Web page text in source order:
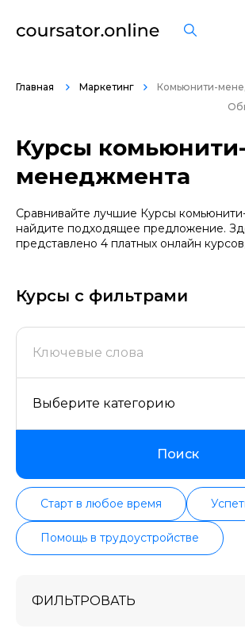
Главная Маркетинг
Комьюнити-
Курсы комьюнити-
менеджмента
Сравнивайте лучшие Курсы
найдите подходящее предложение.
представлено 4 платных онлайн
помогут вам стать грамотными
попробуйте бесплатные варианты.
обучающих программ по цене,
поддерживаем информацию о всех
проверенных школ в актуальном
Курсы с фильтрами
Выберите категорию
Поиск
Старт в любое время
Помощь в трудоустройстве
ФИЛЬТРОВАТЬ